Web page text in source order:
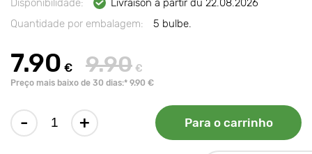
Disponibilidade:
Livraison à partir du 22.08.2026
Quantidade por embalagem:
5 bulbe.
7.90 € 9.90 €
Preço mais baixo de 30 dias:* 9.90 €
- + Para o carrinho